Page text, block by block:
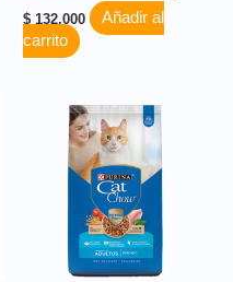
$132.000
Añadir al
carrito